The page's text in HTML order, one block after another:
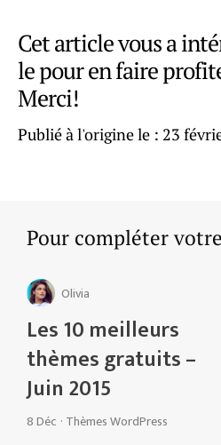
Cet article vous a
le pour en faire
Merci!
Publié à l'origine le : 23
Pour compléter
Olivia
Les 10 meilleurs
thèmes gratuits –
Juin 2015
8 Déc · Thèmes WordPress